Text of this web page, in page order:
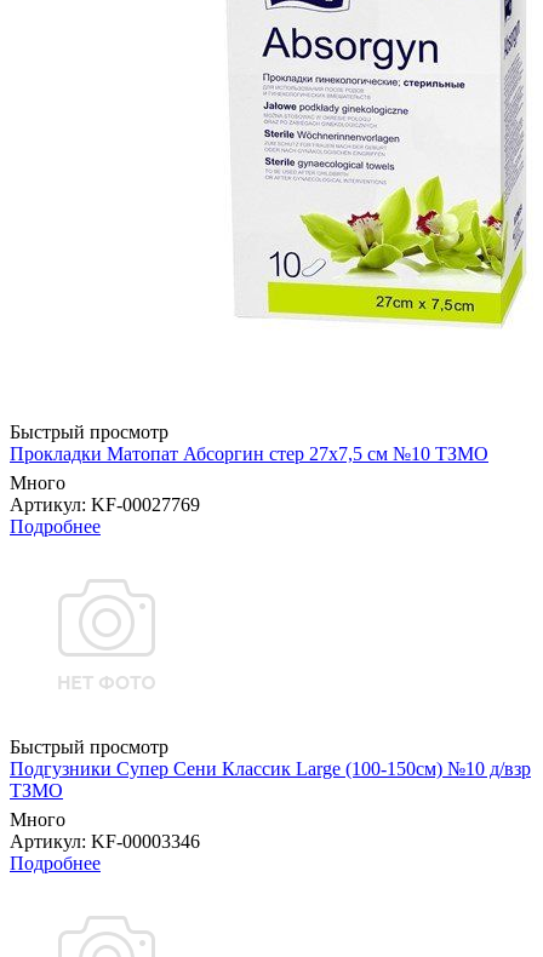
Быстрый просмотр
Прокладки Матопат Абсоргин стер 27х7,5 см №10 ТЗМО
Много
Артикул: KF-00027769
Подробнее
Быстрый просмотр
Подгузники Супер Сени Классик Large (100-150см) №10 д/взр
ТЗМО
Много
Артикул: KF-00003346
Подробнее